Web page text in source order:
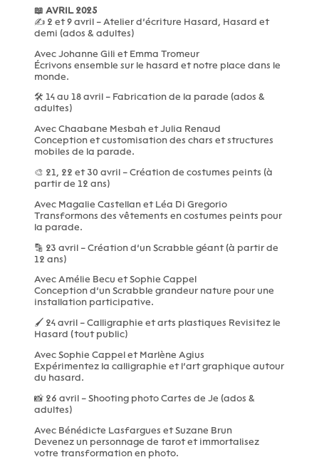
📖 AVRIL 2025
✍️ 2 et 9 avril – Atelier d’écriture Hasard, Hasard et
demi (ados & adultes)
Avec Johanne Gili et Emma Tromeur
Écrivons ensemble sur le hasard et notre place dans le
monde.
🛠️ 14 au 18 avril – Fabrication de la parade (ados &
adultes)
Avec Chaabane Mesbah et Julia Renaud
Conception et customisation des chars et structures
mobiles de la parade.
🎨 21, 22 et 30 avril – Création de costumes peints (à
partir de 12 ans)
Avec Magalie Castellan et Léa Di Gregorio
Transformons des vêtements en costumes peints pour
la parade.
🔡 23 avril – Création d’un Scrabble géant (à partir de
12 ans)
Avec Amélie Becu et Sophie Cappel
Conception d’un Scrabble grandeur nature pour une
installation participative.
🖌️ 24 avril – Calligraphie et arts plastiques Revisitez le
Hasard (tout public)
Avec Sophie Cappel et Marlène Agius
Expérimentez la calligraphie et l’art graphique autour
du hasard.
📸 26 avril – Shooting photo Cartes de Je (ados &
adultes)
Avec Bénédicte Lasfargues et Suzane Brun
Devenez un personnage de tarot et immortalisez
votre transformation en photo.